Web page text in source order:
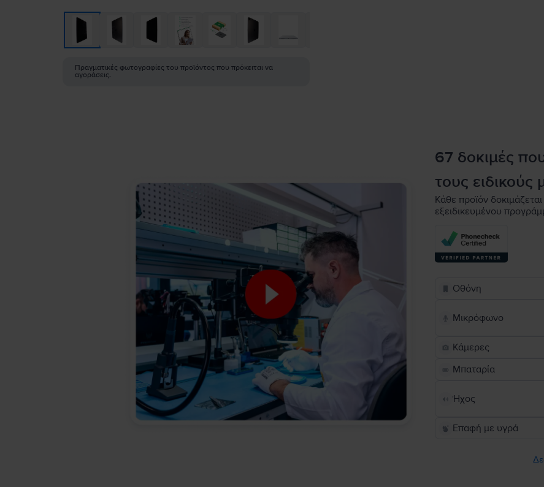
Πραγματικές φωτογραφίες του προϊόντος που πρόκειται να
αγοράσεις.
67 δοκιμές
τους ειδικούς
Κάθε προϊόν
εξειδικευμένου
Οθόνη
Μικρόφωνο
Κάμερες
Μπαταρία
Ήχος
Επαφή με υγρά